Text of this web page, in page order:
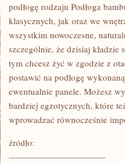
podłogę rodzaju Podłoga
klasycznych, jak oraz we
wszystkim nowoczesne,
szczególnie, że dzisiaj
tym chcesz żyć w zgodzie z
postawić na podłogę
ewentualnie panele. Możesz
bardziej egzotycznych, które
wprowadzać równocześnie
źródło:
———————————